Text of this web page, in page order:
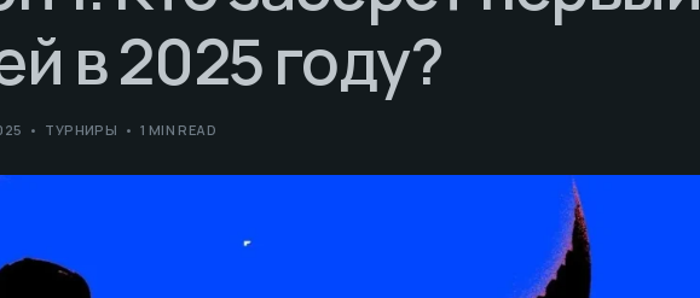
в 2025 году?
ТУРНИРЫ 1 MIN READ